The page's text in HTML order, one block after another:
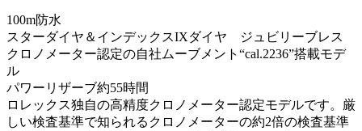
100m防水
スターダイヤ＆インデックスIXダイヤ ジュビリーブレス
クロノメーター認定の自社ムーブメント“cal.2236”搭載モデ
ル
パワーリザーブ約55時間
ロレックス独自の高精度クロノメーター認定モデルです。厳
しい検査基準で知られるクロノメーターの約2倍の検査基準